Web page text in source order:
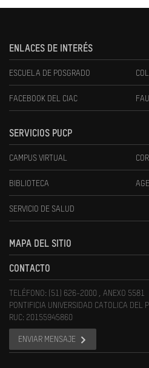
ENLACES DE INTERÉS
ESCUELA DE POSGRADO
FACEBOOK DEL CIAC
SERVICIOS PUCP
CAMPUS VIRTUAL
BIBLIOTECA
SERVICIO DE SALUD
MAPA DEL SITIO
CONTACTO
TELÉFONO: (51) 626-2000 , ANEXO 5581
PONTIFICIA UNIVERSIDAD CATOLICA DEL
RUC: 20155945860
ENVIAR MENSAJE